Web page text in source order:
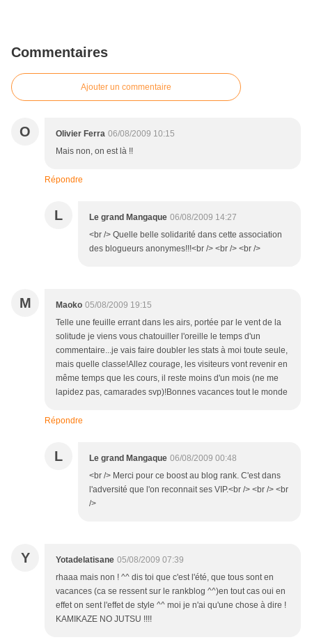
Commentaires
Ajouter un commentaire
O Olivier Ferra 06/08/2009 10:15
Mais non, on est là !!
Répondre
L Le grand Mangaque 06/08/2009 14:27
<br /> Quelle belle solidarité dans cette association
des blogueurs anonymes!!!<br /> <br /> <br />
M Maoko 05/08/2009 19:15
Telle une feuille errant dans les airs, portée par le vent de la
solitude je viens vous chatouiller l'oreille le temps d'un
commentaire...je vais faire doubler les stats à moi toute seule,
mais quelle classe!Allez courage, les visiteurs vont revenir en
même temps que les cours, il reste moins d'un mois (ne me
lapidez pas, camarades svp)!Bonnes vacances tout le monde
Répondre
L Le grand Mangaque 06/08/2009 00:48
<br /> Merci pour ce boost au blog rank. C'est dans
l'adversité que l'on reconnait ses VIP.<br /> <br /> <br
/>
Y Yotadelatisane 05/08/2009 07:39
rhaaa mais non ! ^^ dis toi que c'est l'été, que tous sont en
vacances (ca se ressent sur le rankblog ^^)en tout cas oui en
effet on sent l'effet de style ^^ moi je n'ai qu'une chose à dire !
KAMIKAZE NO JUTSU !!!!